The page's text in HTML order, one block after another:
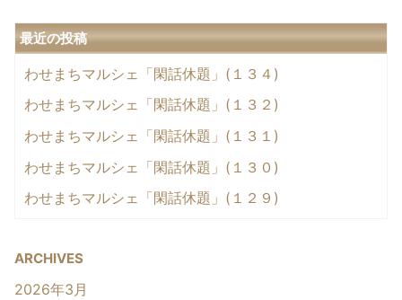
最近の投稿
わせまちマルシェ「閑話休題」(１３４)
わせまちマルシェ「閑話休題」(１３２)
わせまちマルシェ「閑話休題」(１３１)
わせまちマルシェ「閑話休題」(１３０)
わせまちマルシェ「閑話休題」(１２９)
ARCHIVES
2026年3月